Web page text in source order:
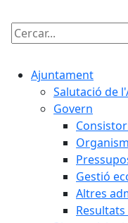
Cercar:
Ajuntament
Salutació de
Govern
Gestió
Altres